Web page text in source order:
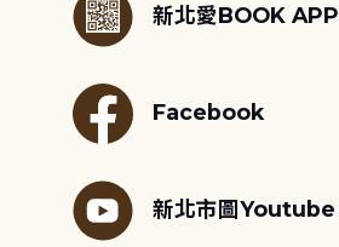
新北愛BOOK APP
Facebook
新北市圖Youtube